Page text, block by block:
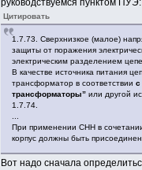
руководствуемся пунктом ПУЭ:
Цитировать
1.7.73. Сверхнизкое (малое)
защиты от поражения
электрическим разделением
В качестве источника питания
трансформатор в соответствии с
трансформаторы”или другой
1.7.74.
При применении СНН в
корпус должны быть
Вот надо сначала